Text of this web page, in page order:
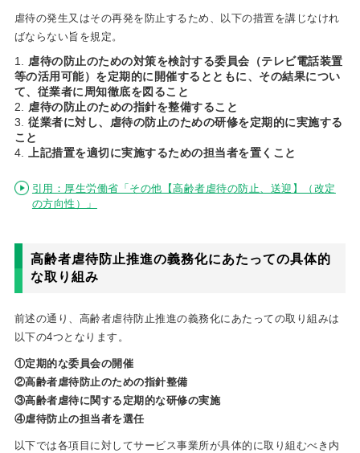
虐待の発生又はその再発を防止するため、以下の措置を講じなけれ
ばならない旨を規定。
虐待の防止のための対策を検討する委員会（テレビ電話装置
等の活用可能）を定期的に開催するとともに、その結果につい
て、従業者に周知徹底を図ること
虐待の防止のための指針を整備すること
従業者に対し、虐待の防止のための研修を定期的に実施する
こと
上記措置を適切に実施するための担当者を置くこと
引用：厚生労働省「その他【高齢者虐待の防止、送迎】（改定
の方向性）」
高齢者虐待防止推進の義務化にあたっての具体的
な取り組み
前述の通り、高齢者虐待防止推進の義務化にあたっての取り組みは
以下の4つとなります。
①定期的な委員会の開催
②高齢者虐待防止のための指針整備
③高齢者虐待に関する定期的な研修の実施
④虐待防止の担当者を選任
以下では各項目に対してサービス事業所が具体的に取り組むべき内